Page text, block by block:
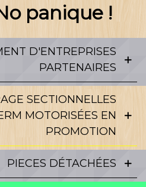
panique !
D'ENTREPRISES
PARTENAIRES
SECTIONNELLES
MOTORISÉES EN
PROMOTION
PIECES DÉTACHÉES